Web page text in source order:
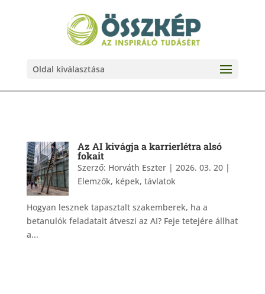
Oldal kiválasztása
Az AI kivágja a karrierlétra alsó
fokait
Szerző: Horváth Eszter| 2026. 03. 20|
Elemzők, képek, távlatok
Hogyan lesznek tapasztalt szakemberek, ha a
betanulók feladatait átveszi az AI? Feje tetejére állhat
a...